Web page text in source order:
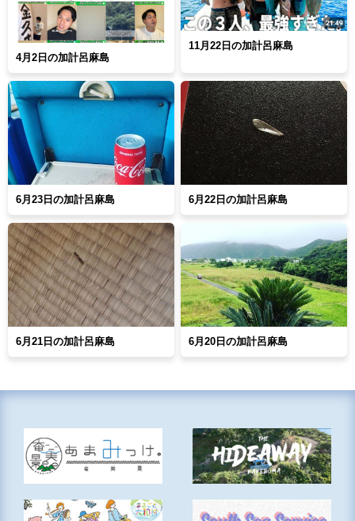
4月2日の加計呂麻島
11月22日の加計呂麻島
6月23日の加計呂麻島 6月22日の加計呂麻島
6月21日の加計呂麻島 6月20日の加計呂麻島